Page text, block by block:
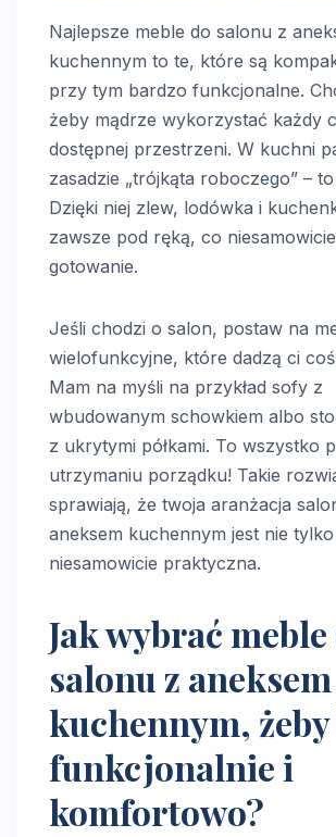
Najlepsze meble do salonu z
kuchennym to te, które są
przy tym bardzo funkcjonalne.
żeby mądrze wykorzystać każdy
dostępnej przestrzeni. W kuchni
zasadzie „trójkąta roboczego” –
Dzięki niej zlew, lodówka i
zawsze pod ręką, co niesamowicie
gotowanie.
Jeśli chodzi o salon, postaw na
wielofunkcyjne, które dadzą ci
Mam na myśli na przykład sofy z
wbudowanym schowkiem albo
z ukrytymi półkami. To wszystko
utrzymaniu porządku! Takie
sprawiają, że twoja aranżacja
aneksem kuchennym jest nie tylko
niesamowicie praktyczna.
Jak wybrać meble
salonu z aneksem
kuchennym, żeby
funkcjonalnie i
komfortowo?